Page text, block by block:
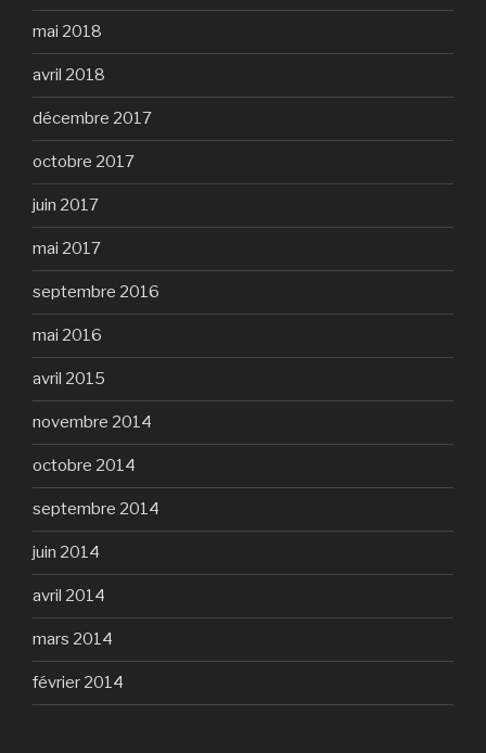
mai 2018
avril 2018
décembre 2017
octobre 2017
juin 2017
mai 2017
septembre 2016
mai 2016
avril 2015
novembre 2014
octobre 2014
septembre 2014
juin 2014
avril 2014
mars 2014
février 2014